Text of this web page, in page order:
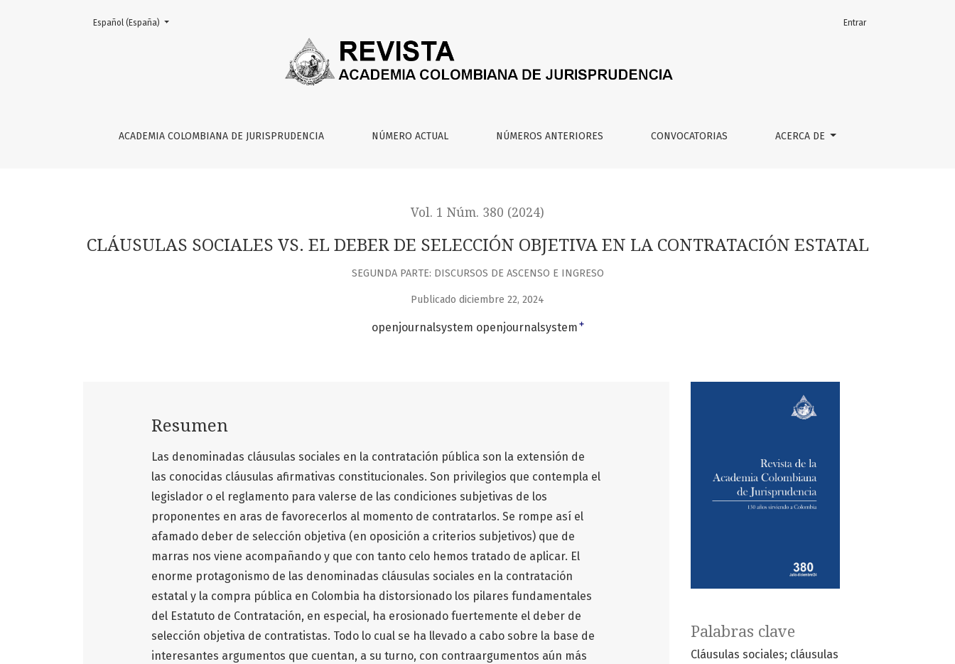
CLÁUSULAS SOCIALES VS. EL DEBER DE SELECCIÓN OBJETIVA EN LA CONTRATACIÓN ESTATAL
ACADEMIA COLOMBIANA DE JURISPRUDENCIA NÚMERO ACTUAL NÚMEROS ANTERIORES CONVOCATORIAS ACERCA DE
Entrar
Change the language. The current language is:
Español (España)
Vol. 1 Núm. 380 (2024)
CLÁUSULAS SOCIALES VS. EL DEBER DE SELECCIÓN OBJETIVA EN LA CONTRATACIÓN ESTATAL
SEGUNDA PARTE: DISCURSOS DE ASCENSO E INGRESO
Publicado diciembre 22, 2024
openjournalsystem openjournalsystem +
Palabras clave
Cláusulas sociales; cláusulas
Resumen
Las denominadas cláusulas sociales en la contratación pública son la extensión de
las conocidas cláusulas afirmativas constitucionales. Son privilegios que contempla el
legislador o el reglamento para valerse de las condiciones subjetivas de los
proponentes en aras de favorecerlos al momento de contratarlos. Se rompe así el
afamado deber de selección objetiva (en oposición a criterios subjetivos) que de
marras nos viene acompañando y que con tanto celo hemos tratado de aplicar. El
enorme protagonismo de las denominadas cláusulas sociales en la contratación
estatal y la compra pública en Colombia ha distorsionado los pilares fundamentales
del Estatuto de Contratación, en especial, ha erosionado fuertemente el deber de
selección objetiva de contratistas. Todo lo cual se ha llevado a cabo sobre la base de
interesantes argumentos que cuentan, a su turno, con contraargumentos aún más